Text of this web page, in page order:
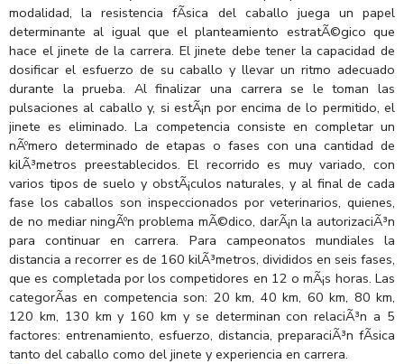
modalidad, la resistencia fÃ­sica del caballo juega un papel
determinante al igual que el planteamiento estratÃ©gico que
hace el jinete de la carrera. El jinete debe tener la capacidad de
dosificar el esfuerzo de su caballo y llevar un ritmo adecuado
durante la prueba. Al finalizar una carrera se le toman las
pulsaciones al caballo y, si estÃ¡n por encima de lo permitido, el
jinete es eliminado. La competencia consiste en completar un
nÃºmero determinado de etapas o fases con una cantidad de
kilÃ³metros preestablecidos. El recorrido es muy variado, con
varios tipos de suelo y obstÃ¡culos naturales, y al final de cada
fase los caballos son inspeccionados por veterinarios, quienes,
de no mediar ningÃºn problema mÃ©dico, darÃ¡n la autorizaciÃ³n
para continuar en carrera. Para campeonatos mundiales la
distancia a recorrer es de 160 kilÃ³metros, divididos en seis fases,
que es completada por los competidores en 12 o mÃ¡s horas. Las
categorÃ­as en competencia son: 20 km, 40 km, 60 km, 80 km,
120 km, 130 km y 160 km y se determinan con relaciÃ³n a 5
factores: entrenamiento, esfuerzo, distancia, preparaciÃ³n fÃ­sica
tanto del caballo como del jinete y experiencia en carrera.